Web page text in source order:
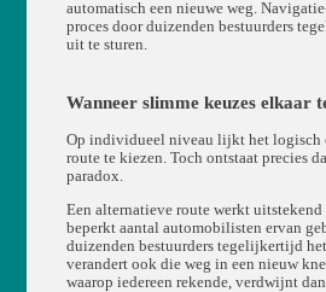
automatisch een nieuwe weg.
proces door duizenden bestuurders
uit te sturen.
Wanneer slimme keuzes elkaar
Op individueel niveau lijkt het logisch
route te kiezen. Toch ontstaat precies
paradox.
Een alternatieve route werkt uitstekend
beperkt aantal automobilisten ervan
duizenden bestuurders tegelijkertijd
verandert ook die weg in een nieuw
waarop iedereen rekende, verdwijnt